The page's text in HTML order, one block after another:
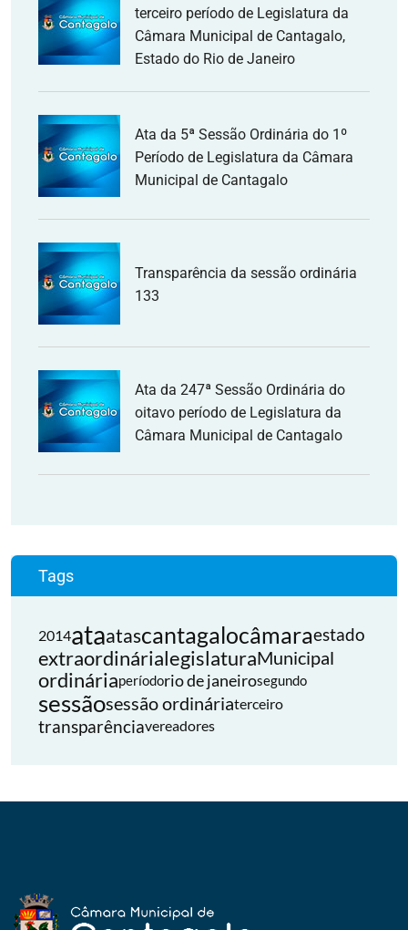
terceiro período de Legislatura da
Câmara Municipal de Cantagalo,
Estado do Rio de Janeiro
Ata da 5ª Sessão Ordinária do 1º
Período de Legislatura da Câmara
Municipal de Cantagalo
Transparência da sessão ordinária
133
Ata da 247ª Sessão Ordinária do
oitavo período de Legislatura da
Câmara Municipal de Cantagalo
Tags
2014ataatascantagalocâmaraestado
extraordinárialegislaturaMunicipal
ordináriaperíodorio de janeirosegundo
sessãosessão ordináriaterceiro
transparênciavereadores